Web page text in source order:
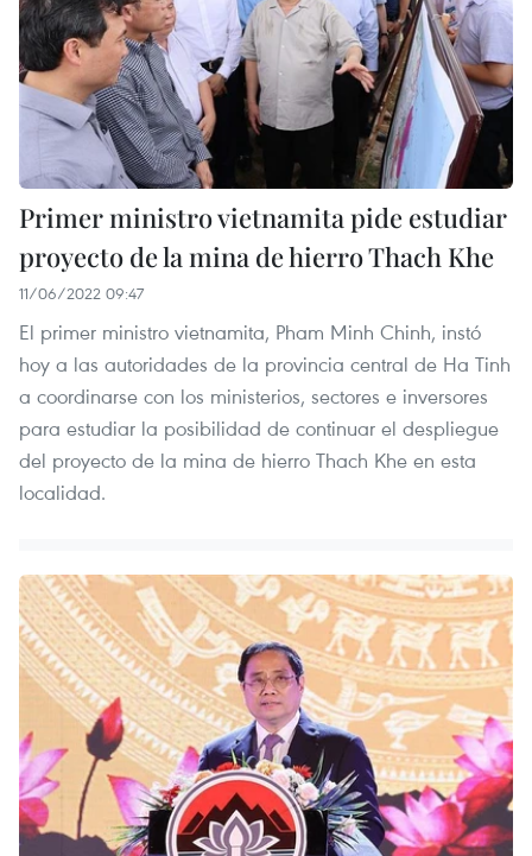
Primer ministro vietnamita pide estudiar
proyecto de la mina de hierro Thach Khe
11/06/2022 09:47
El primer ministro vietnamita, Pham Minh Chinh, instó
hoy a las autoridades de la provincia central de Ha Tinh
a coordinarse con los ministerios, sectores e inversores
para estudiar la posibilidad de continuar el despliegue
del proyecto de la mina de hierro Thach Khe en esta
localidad.